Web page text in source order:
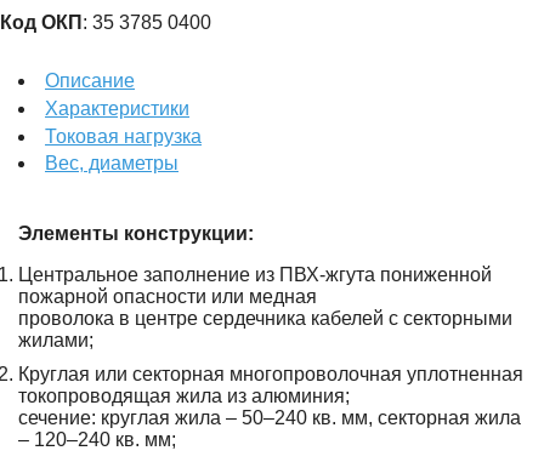
Код ОКП : 35 3785 0400
Описание
Характеристики
Токовая нагрузка
Вес, диаметры
Элементы конструкции:
Центральное заполнение из ПВХ-жгута пониженной
пожарной опасности или медная
проволока в центре сердечника кабелей с секторными
жилами;
Круглая или секторная многопроволочная уплотненная
токопроводящая жила из алюминия;
сечение: круглая жила – 50–240 кв. мм, секторная жила
– 120–240 кв. мм;